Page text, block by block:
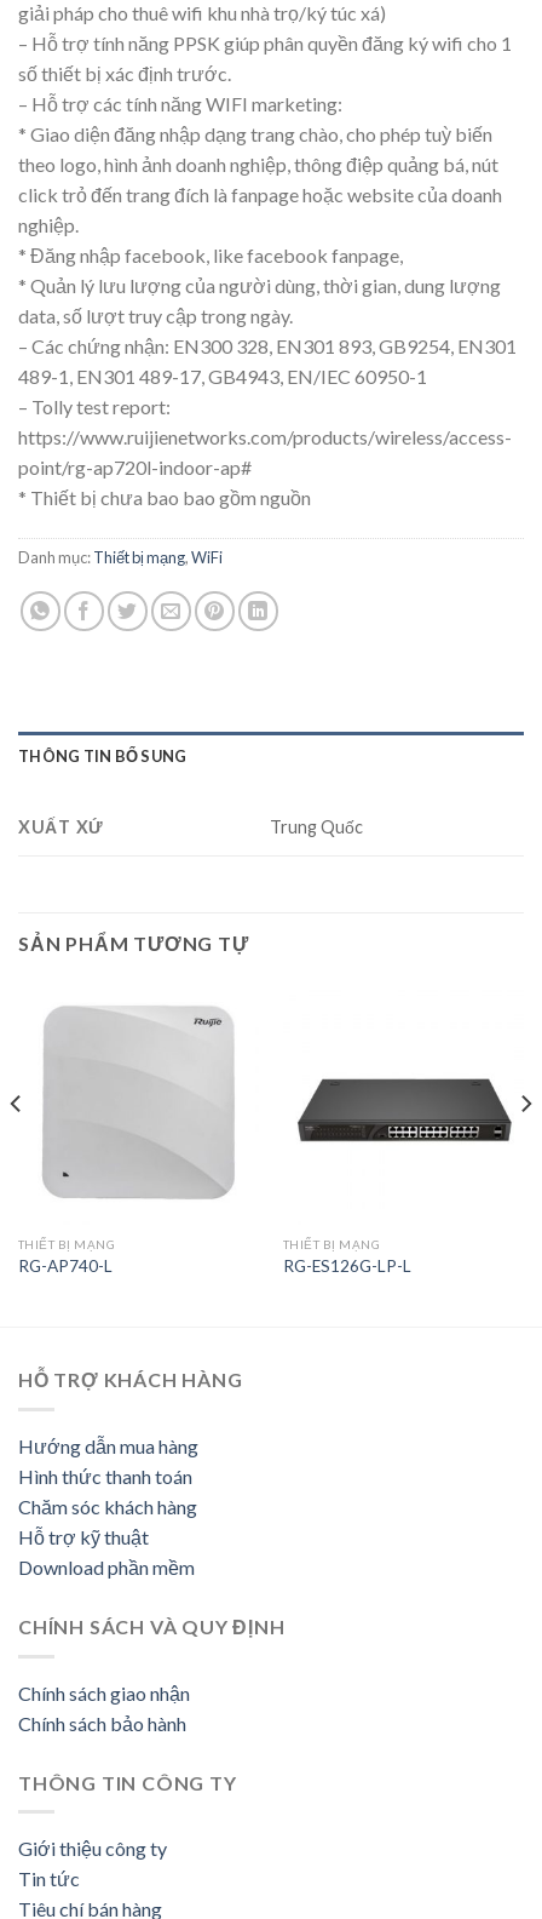
giải pháp cho thuê wifi khu nhà trọ/ký túc xá)
– Hỗ trợ tính năng PPSK giúp phân quyền đăng ký wifi cho 1
số thiết bị xác định trước.
– Hỗ trợ các tính năng WIFI marketing:
* Giao diện đăng nhập dạng trang chào, cho phép tuỳ biến
theo logo, hình ảnh doanh nghiệp, thông điệp quảng bá, nút
click trỏ đến trang đích là fanpage hoặc website của doanh
nghiệp.
* Đăng nhập facebook, like facebook fanpage,
* Quản lý lưu lượng của người dùng, thời gian, dung lượng
data, số lượt truy cập trong ngày.
– Các chứng nhận: EN300 328, EN301 893, GB9254, EN301
489-1, EN301 489-17, GB4943, EN/IEC 60950-1
– Tolly test report:
https://www.ruijienetworks.com/products/wireless/access-
point/rg-ap720l-indoor-ap#
* Thiết bị chưa bao bao gồm nguồn
Danh mục:Thiết bị mạng,WiFi
THÔNG TIN BỔ SUNG
XUẤT XỨ Trung Quốc
SẢN PHẨM TƯƠNG TỰ
THIẾT BỊ MẠNG
RG-AP740-L
THIẾT BỊ MẠNG
RG-ES126G-LP-L
HỖ TRỢ KHÁCH HÀNG
Hướng dẫn mua hàng
Hình thức thanh toán
Chăm sóc khách hàng
Hỗ trợ kỹ thuật
Download phần mềm
CHÍNH SÁCH VÀ QUY ĐỊNH
Chính sách giao nhận
Chính sách bảo hành
THÔNG TIN CÔNG TY
Giới thiệu công ty
Tin tức
Tiêu chí bán hàng